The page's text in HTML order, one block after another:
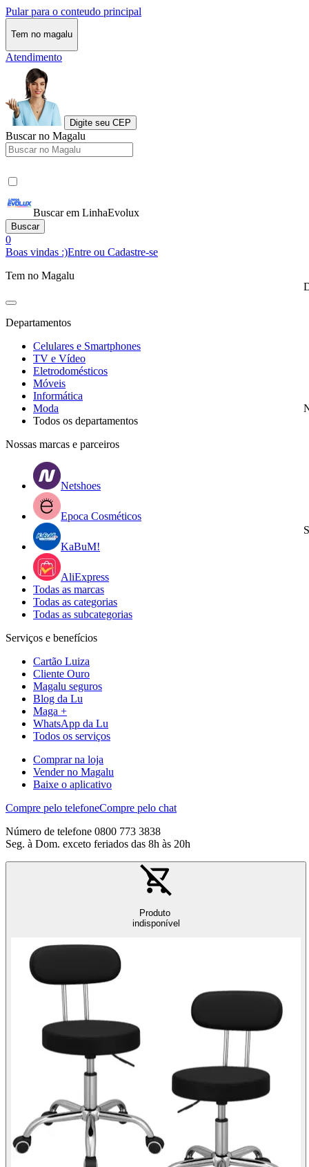
Pular para o conteudo principal
Tem no magalu
Atendimento
Digite seu CEP
Buscar no Magalu
Buscar em LinhaEvolux
Buscar
0
Boas vindas :)Entre ou Cadastre-se
Tem no Magalu
Departamentos
Celulares e Smartphones
TV e Vídeo
Eletrodomésticos
Móveis
Informática
Moda
Todos os departamentos
Nossas marcas e parceiros
Netshoes
Epoca Cosméticos
KaBuM!
AliExpress
Todas as marcas
Todas as categorias
Todas as subcategorias
Serviços e benefícios
Cartão Luiza
Cliente Ouro
Magalu seguros
Blog da Lu
Maga +
WhatsApp da Lu
Todos os serviços
Comprar na loja
Vender no Magalu
Baixe o aplicativo
Compre pelo telefoneCompre pelo chat
Número de telefone 0800 773 3838
Seg. à Dom. exceto feriados das 8h às 20h
Produto
indisponível